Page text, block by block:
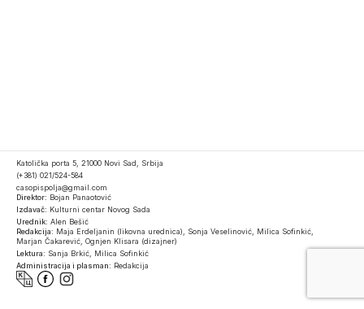
Katolička porta 5, 21000 Novi Sad, Srbija
(+381) 021/524-584
casopispolja@gmail.com
Direktor: Bojan Panaotović
Izdavač: Kulturni centar Novog Sada
Urednik: Alen Bešić
Redakcija: Maja Erdeljanin (likovna urednica), Sonja Veselinović, Milica Sofinkić,
Marjan Čakarević, Ognjen Klisara (dizajner)
Lektura: Sanja Brkić, Milica Sofinkić
Administracija i plasman: Redakcija